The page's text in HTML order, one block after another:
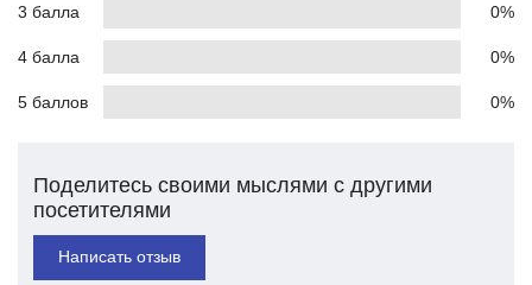
3 балла 0%
4 балла 0%
5 баллов 0%
Поделитесь своими мыслями с другими
посетителями
Написать отзыв